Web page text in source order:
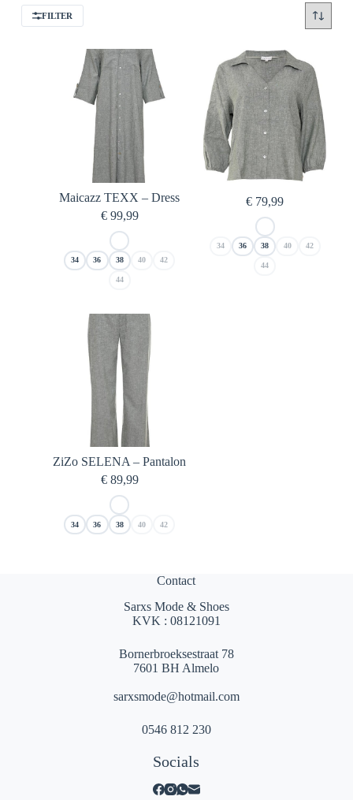
FILTER
Maicazz TEXX – Dress
€99,99
34 36 38 40 42
44
€ 79,99
34 36 38 40 42
44
ZiZo SELENA – Pantalon
€89,99
34 36 38 40 42
Contact
Sarxs Mode & Shoes
KVK : 08121091
Bornerbroeksestraat 78
7601 BH Almelo
sarxsmode@hotmail.com
0546 812 230
Socials